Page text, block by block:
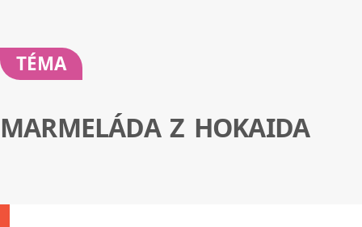
TÉMA
MARMELÁDA Z HOKAIDA